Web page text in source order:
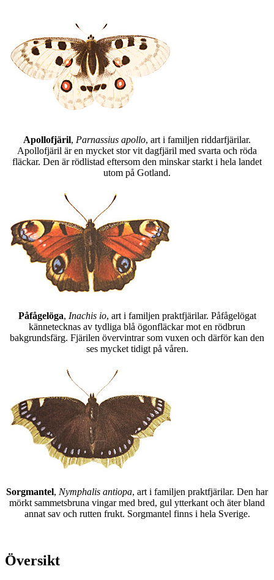
Apollofjäril, Parnassius apollo, art i familjen riddarfjärilar.
Apollofjäril är en mycket stor vit dagfjäril med svarta och röda
fläckar. Den är rödlistad eftersom den minskar starkt i hela landet
utom på Gotland.
Påfågelöga, Inachis io, art i familjen praktfjärilar. Påfågelögat
kännetecknas av tydliga blå ögonfläckar mot en rödbrun
bakgrundsfärg. Fjärilen övervintrar som vuxen och därför kan den
ses mycket tidigt på våren.
Sorgmantel, Nymphalis antiopa, art i familjen praktfjärilar. Den har
mörkt sammetsbruna vingar med bred, gul ytterkant och äter bland
annat sav och rutten frukt. Sorgmantel finns i hela Sverige.
Översikt